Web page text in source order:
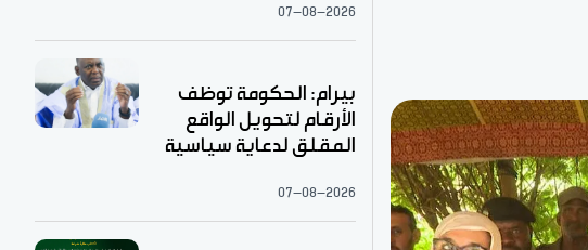
07-08-2026
بيرام: الحكومة توظف
الأرقام لتحويل الواقع
المقلق لدعاية سياسية
07-08-2026